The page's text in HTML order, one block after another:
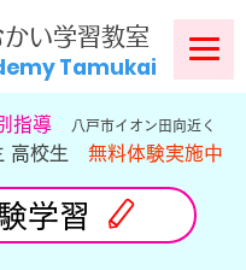
かい学習教室
Tamukai
指導 八戸市イオン田向近く
高校生 無料体験実施中
学習